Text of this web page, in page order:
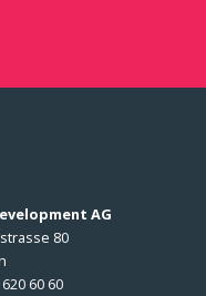
AG
80
60 60